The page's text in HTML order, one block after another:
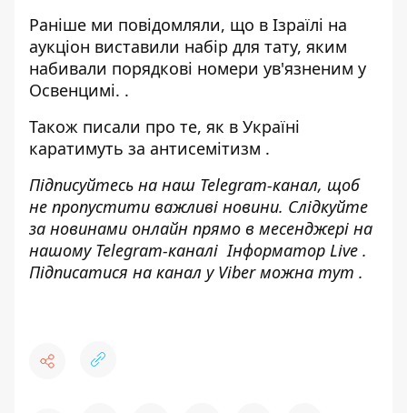
Раніше ми повідомляли, що в Ізраїлі на
аукціон виставили набір для тату, яким
набивали порядкові номери ув'язненим у
Освенцимі. .
Також писали про те, як в Україні
каратимуть за антисемітизм .
Підписуйтесь на наш Telegram-канал, щоб
не пропустити важливі новини. Слідкуйте
за новинами онлайн прямо в месенджері на
нашому Telegram-каналіІнформатор Live .
Підписатися на канал у Viber можна тут .